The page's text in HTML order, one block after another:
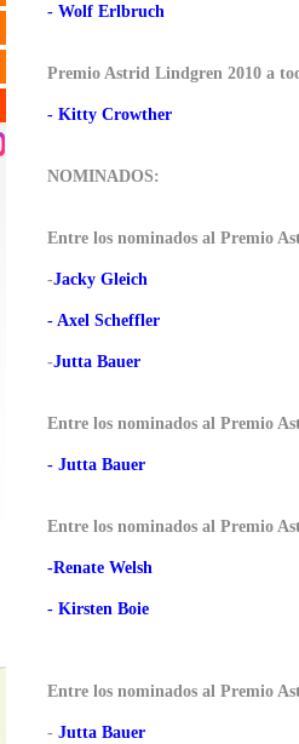
- Wolf Erlbruch
Premio Astrid Lindgren 2010 a
- Kitty Crowther
NOMINADOS:
Entre los nominados al Premio
-Jacky Gleich
- Axel Scheffler
-Jutta Bauer
Entre los nominados al Premio
- Jutta Bauer
Entre los nominados al Premio
-Renate Welsh
- Kirsten Boie
Entre los nominados al Premio
- Jutta Bauer